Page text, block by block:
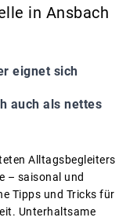
in Ansbach
eignet sich
auch als nettes
Alltagsbegleiters
– saisonal und
Tipps und Tricks für
Unterhaltsame